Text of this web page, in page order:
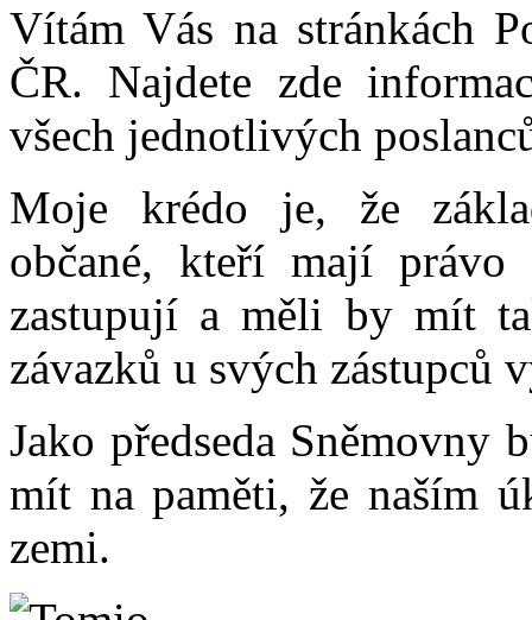
Vítám Vás na stránkách
ČR. Najdete zde
všech jednotlivých
Moje krédo je, že
občané, kteří mají
zastupují a měli by mít
závazků u svých zástupců
Jako předseda Sněmovny
mít na paměti, že naším
zemi.